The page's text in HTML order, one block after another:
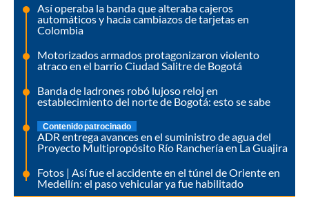
Así operaba la banda que alteraba cajeros
automáticos y hacía cambiazos de tarjetas en
Colombia
Motorizados armados protagonizaron violento
atraco en el barrio Ciudad Salitre de Bogotá
Banda de ladrones robó lujoso reloj en
establecimiento del norte de Bogotá: esto se sabe
Contenido patrocinado
ADR entrega avances en el suministro de agua del
Proyecto Multipropósito Río Ranchería en La Guajira
Fotos | Así fue el accidente en el túnel de Oriente en
Medellín: el paso vehicular ya fue habilitado